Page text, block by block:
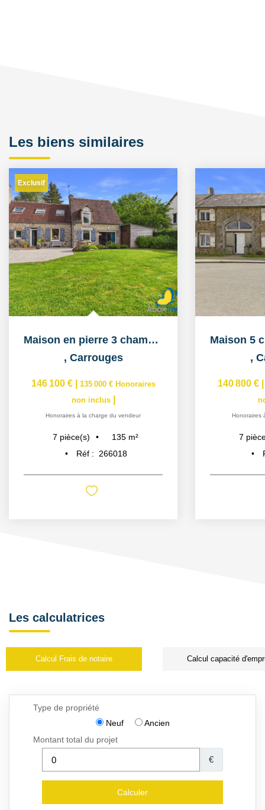
Les biens similaires
Exclusif
Maison en pierre 3 chambres à vendre
, Carrouges
146 100 € 135 000 € Honoraires
non inclus
Honoraires à la charge du vendeur
7 pièce(s) 135 m²
Réf :
266018
,
140 800 €
Honoraires
7
Les calculatrices
Calcul Frais de notaire Calcul capacité